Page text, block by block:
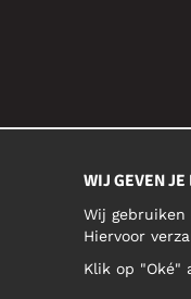
WIJ GEVEN JE
Wij
Hiervoor
Klik op "Oké"